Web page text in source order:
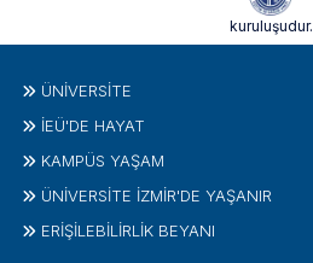
kuruluşudur.
ÜNIVERSITE
İEÜ'DE HAYAT
KAMPÜS YAŞAM
ÜNİVERSİTE İZMİR'DE YAŞANIR
ERİŞİLEBİLİRLİK BEYANI